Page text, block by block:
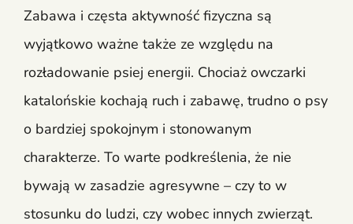
Zabawa i częsta aktywność fizyczna są
wyjątkowo ważne także ze względu na
rozładowanie psiej energii. Chociaż owczarki
katalońskie kochają ruch i zabawę, trudno o psy
o bardziej spokojnym i stonowanym
charakterze. To warte podkreślenia, że nie
bywają w zasadzie agresywne – czy to w
stosunku do ludzi, czy wobec innych zwierząt.